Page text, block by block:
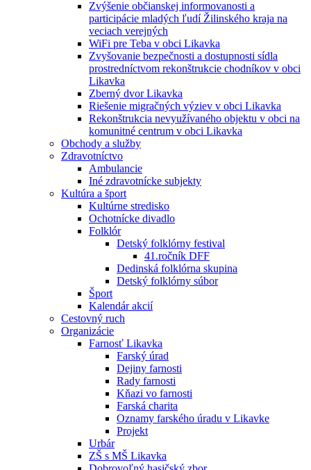
Zvýšenie občianskej informovanosti a
participácie mladých ľudí Žilinského kraja na
veciach verejných
WiFi pre Teba v obci Likavka
Zvyšovanie bezpečnosti a dostupnosti sídla
prostredníctvom rekonštrukcie chodníkov v obci
Likavka
Zberný dvor Likavka
Riešenie migračných výziev v obci Likavka
Rekonštrukcia nevyužívaného objektu v obci na
komunitné centrum v obci Likavka
Obchody a služby
Zdravotníctvo
Ambulancie
Iné zdravotnícke subjekty
Kultúra a šport
Kultúrne stredisko
Ochotnícke divadlo
Folklór
Detský folklórny festival
41.ročník DFF
Dedinská folklórna skupina
Detský folklórny súbor
Šport
Kalendár akcií
Cestovný ruch
Organizácie
Farnosť Likavka
Farský úrad
Dejiny farnosti
Rady farnosti
Kňazi vo farnosti
Farská charita
Oznamy farského úradu v Likavke
Projekt
Urbár
ZŠ s MŠ Likavka